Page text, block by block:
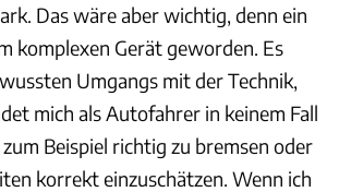
Das wäre aber wichtig, denn ein
komplexen Gerät geworden. Es
Umgangs mit der Technik,
mich als Autofahrer in keinem Fall
Beispiel richtig zu bremsen oder
korrekt einzuschätzen. Wenn ich